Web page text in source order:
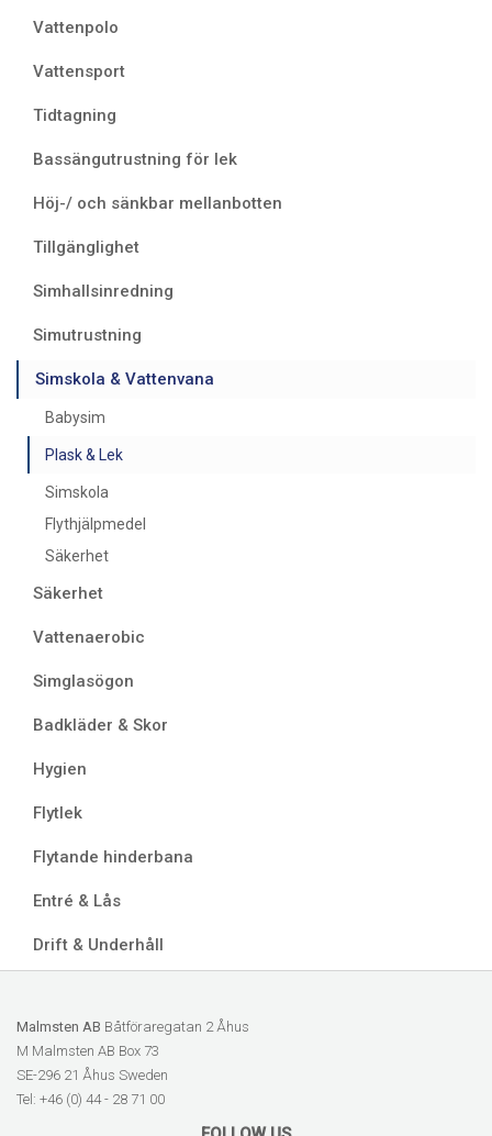
Vattenpolo
Vattensport
Tidtagning
Bassängutrustning för lek
Höj-/ och sänkbar mellanbotten
Tillgänglighet
Simhallsinredning
Simutrustning
Simskola & Vattenvana
Babysim
Plask & Lek
Simskola
Flythjälpmedel
Säkerhet
Säkerhet
Vattenaerobic
Simglasögon
Badkläder & Skor
Hygien
Flytlek
Flytande hinderbana
Entré & Lås
Drift & Underhåll
Malmsten AB Båtföraregatan 2 Åhus
M Malmsten AB Box 73
SE-296 21 Åhus Sweden
Tel: +46 (0) 44 - 28 71 00